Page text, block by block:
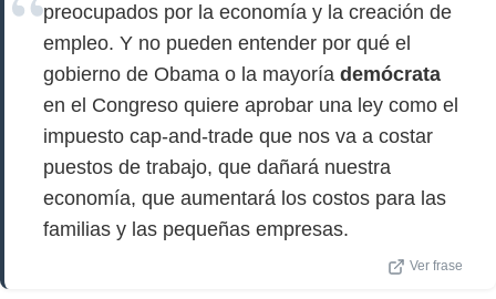
preocupados por la economía y la creación de
empleo. Y no pueden entender por qué el
gobierno de Obama o la mayoría demócrata
en el Congreso quiere aprobar una ley como el
impuesto cap-and-trade que nos va a costar
puestos de trabajo, que dañará nuestra
economía, que aumentará los costos para las
familias y las pequeñas empresas.
Ver frase